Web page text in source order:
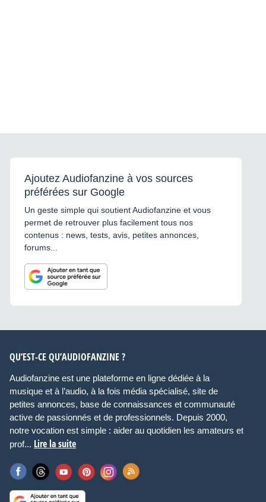
Ajoutez Audiofanzine à vos sources
préférées sur Google
Un geste simple qui soutient Audiofanzine et vous
permet de retrouver plus facilement tous nos
contenus : news, tests, avis, petites annonces,
forums...
QU’EST-CE QU’AUDIOFANZINE ?
Audiofanzine est une plateforme en ligne dédiée à la
musique et à l’audio, à la fois média spécialisé, site de
petites annonces, base de connaissances et communauté
active de passionnés et de professionnels. Depuis 2000,
notre vocation est simple : aider au quotidien les amateurs et
prof... Lire la suite